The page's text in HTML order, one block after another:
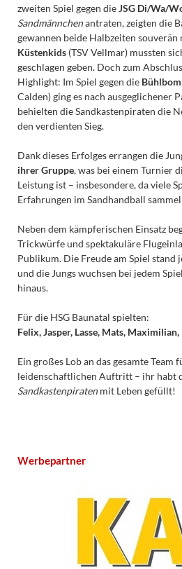
zweiten Spiel gegen dieJSG Di/Wa/
Sandmännchenantraten, zeigten die
gewannen beide Halbzeiten souverän
Küstenkids(TSV Vellmar) mussten
geschlagen geben. Doch zum
Highlight: Im Spiel gegen die
Calden) ging es nach ausgeglichener
behielten die Sandkastenpiraten die
den verdienten Sieg.
Dank dieses Erfolges errangen die
ihrer Gruppe, was bei einem Turnier
Leistung ist – insbesondere, da viele
Erfahrungen im Sandhandball
Neben dem kämpferischen Einsatz
Trickwürfe und spektakuläre
Publikum. Die Freude am Spiel
und die Jungs wuchsen bei jedem
hinaus.
Für die HSG Baunatal spielten:
Felix, Jasper, Lasse, Mats,
Ein großes Lob an das gesamte Team
leidenschaftlichen Auftritt – ihr habt
Sandkastenpiratenmit Leben gefüllt!
Werbepartner